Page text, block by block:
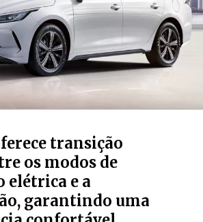
transição
os modos de
elétrica e a
garantindo uma